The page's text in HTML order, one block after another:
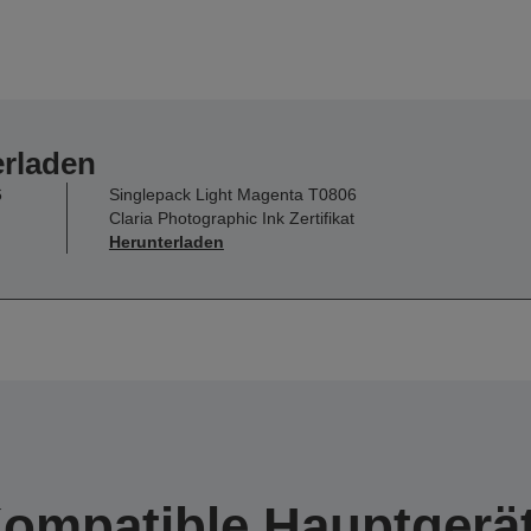
Singlepack Light Magenta T0806
Claria Photographic Ink Zertifikat
Herunterladen